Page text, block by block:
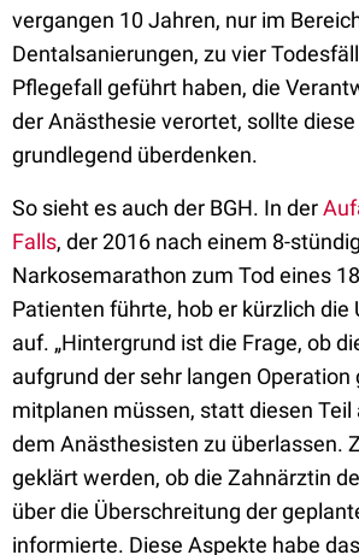
vergangen 10 Jahren, nur im
Dentalsanierungen, zu vier
Pflegefall geführt haben, die
der Anästhesie verortet, sollte
grundlegend überdenken.
So sieht es auch der BGH. In der
Falls, der 2016 nach einem 8-
Narkosemarathon zum Tod eines
Patienten führte, hob er kürzlich die
auf. „Hintergrund ist die Frage, ob
aufgrund der sehr langen Operation
mitplanen müssen, statt diesen Teil
dem Anästhesisten zu überlassen.
geklärt werden, ob die Zahnärztin
über die Überschreitung der
informierte. Diese Aspekte habe